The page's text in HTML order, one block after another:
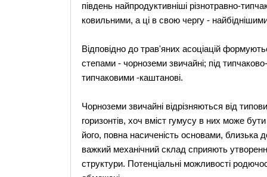
південь найпродуктивніші різнотравно-
ковильними, а ці в свою чергу -
Відповідно до трав'яних асоціацій
степами - чорноземи звичайні; під
типчаковими -каштанові.
Чорноземи звичайні відрізняються від
горизонтів, хоч вміст гумусу в них може
його, повна насиченість основами, близька
важкий механічний склад сприяють
структури. Потенціальні можливості